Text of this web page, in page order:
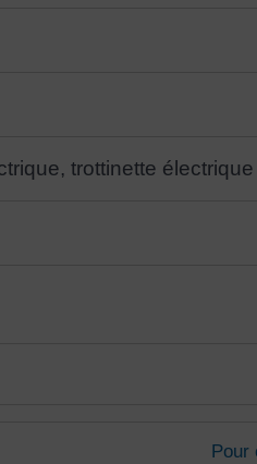
trottinette
Pour